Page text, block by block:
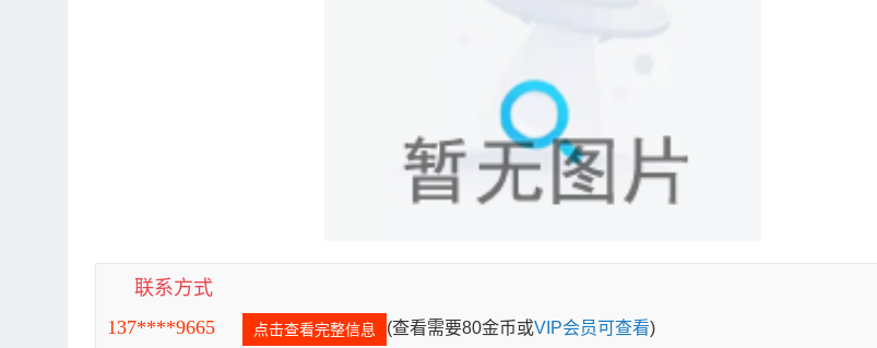
联系方式
137****9665
点击查看完整信息 (查看需要80金币或VIP会员可查看)